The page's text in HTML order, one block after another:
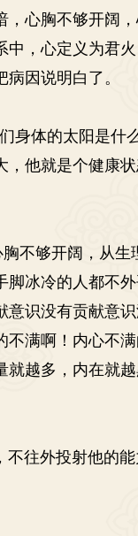
，心胸不够开阔
中，心定义为君
病因说明白了。
身体的太阳是什
他就是个健康状
不够开阔，从生
脚冰冷的人都不
意识没有贡献意
不满啊！内心不满
就越多，内在就
往外投射他的能